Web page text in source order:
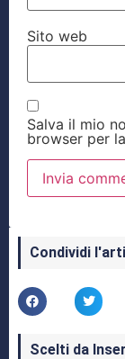
Sito web
Salva il mio
browser per
Condividi
Scelti da